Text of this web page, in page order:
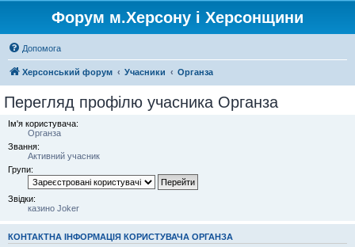
Форум м.Херсону і Херсонщини
Допомога
Херсонський форум Учасники Органза
Перегляд профілю учасника Органза
Ім'я користувача:
Органза
Звання:
Активний учасник
Групи:
Звідки:
казино Joker
КОНТАКТНА ІНФОРМАЦІЯ КОРИСТУВАЧА ОРГАНЗА